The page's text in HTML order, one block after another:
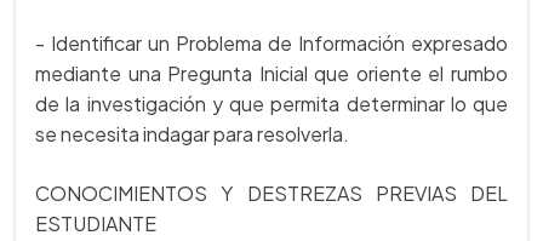
- Identificar un Problema de Información expresado
mediante una Pregunta Inicial que oriente el rumbo
de la investigación y que permita determinar lo que
se necesita indagar para resolverla.
CONOCIMIENTOS Y DESTREZAS PREVIAS DEL
ESTUDIANTE